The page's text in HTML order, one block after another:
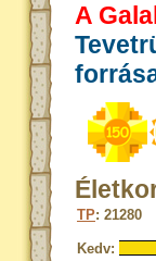
A
TP: 21280
Kedv: